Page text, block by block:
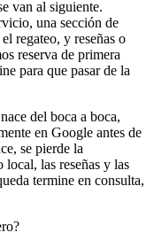
van al siguiente.
una sección de
regateo, y reseñas o
reserva de primera
para que pasar de la
del boca a boca,
en Google antes de
se pierde la
las reseñas y las
termine en consulta,